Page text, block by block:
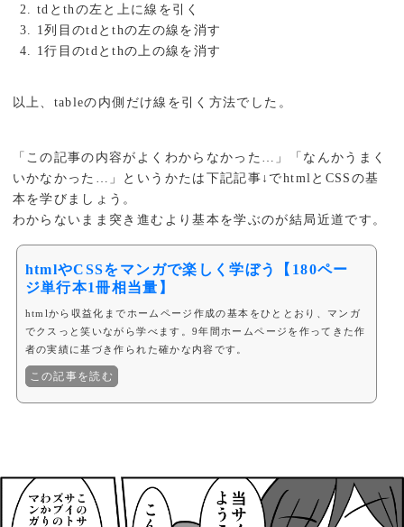
tdとthの左と上に線を引く
1列目のtdとthの左の線を消す
1行目のtdとthの上の線を消す
以上、tableの内側だけ線を引く方法でした。
「この記事の内容がよくわからなかった…」「なんかうまく
いかなかった…」というかたは下記記事↓でhtmlとCSSの基
本を学びましょう。
わからないまま突き進むより基本を学ぶのが結局近道です。
htmlやCSSをマンガで楽しく学ぼう【180ペー
ジ単行本1冊相当量】
htmlから収益化までホームページ作成の基本をひととおり、マンガ
でクスっと笑いながら学べます。9年間ホームページを作ってきた作
者の実績に基づき作られた確かな内容です。
この記事を読む